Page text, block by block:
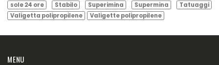
sole 24 ore
Stabilo Superimina Supermina
Tatuaggi
Valigetta polipropilene
Valigette polipropilene
MENU